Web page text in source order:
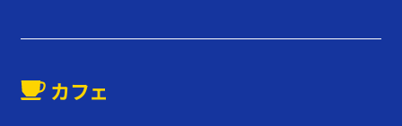
カフェ